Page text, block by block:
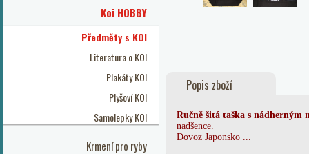
Koi HOBBY
Předměty s KOI
Literatura o KOI
Plakáty KOI
Plyšoví KOI
Samolepky KOI
Krmení pro ryby
Popis zboží
Ručně šitá taška s
nadšence.
Dovoz Japonsko ...